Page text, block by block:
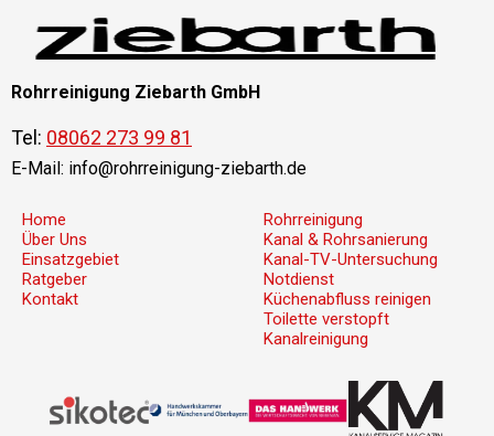
Rohrreinigung Ziebarth GmbH
Tel: 08062 273 99 81
E-Mail: info@rohrreinigung-ziebarth.de
Home
Über Uns
Einsatzgebiet
Ratgeber
Kontakt
Rohrreinigung
Kanal & Rohrsanierung
Kanal-TV-Untersuchung
Notdienst
Küchenabfluss reinigen
Toilette verstopft
Kanalreinigung